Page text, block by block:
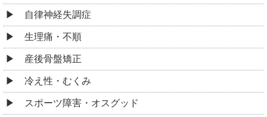
自律神経失調症
生理痛・不順
産後骨盤矯正
冷え性・むくみ
スポーツ障害・オスグッド